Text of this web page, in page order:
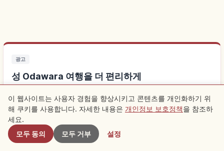
광고
성 Odawara 여행을 더 편리하게
가까운 곳에 묵으면 관광이 훨씬 편해집니다. 현지 체험도 함께
확인해 보세요.
성 Odawara 근처 숙소 찾기
근처 스팟
이 웹사이트는 사용자 경험을 향상시키고 콘텐츠를 개인화하기 위
해 쿠키를 사용합니다. 자세한 내용은 개인정보 보호정책을 참조하
세요.
모두 동의
모두 거부 설정